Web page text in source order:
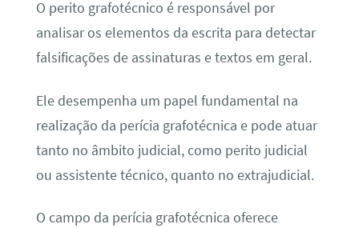
O perito grafotécnico é responsável por
analisar os elementos da escrita para detectar
falsificações de assinaturas e textos em geral.
Ele desempenha um papel fundamental na
realização da perícia grafotécnica e pode atuar
tanto no âmbito judicial, como perito judicial
ou assistente técnico, quanto no extrajudicial.
O campo da perícia grafotécnica oferece